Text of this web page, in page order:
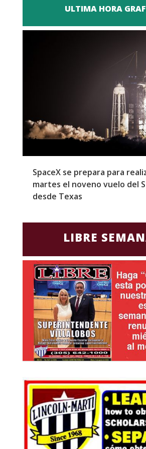
ULTIMA HORA
SpaceX se prepara para
martes el noveno vuelo del
desde Texas
LIBRE